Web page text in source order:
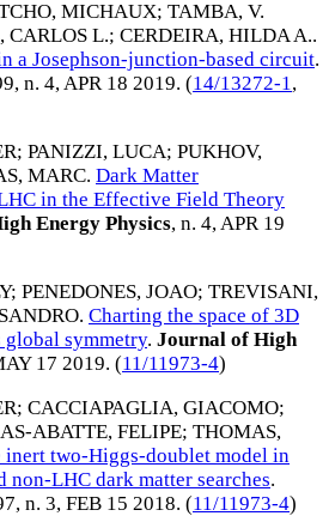
MICHAUX; TAMBA, V.
CARLOS L.; CERDEIRA, HILDA A..
a Josephson-junction-based circuit.
n. 4,APR 18 2019. (14/13272-1,
; PANIZZI, LUCA; PUKHOV,
MARC. Dark Matter
in the Effective Field Theory
Energy Physics, n. 4,APR 19
; PENEDONES, JOAO; TREVISANI,
. Charting the space of 3D
global symmetry. Journal of High
17 2019. (11/11973-4)
; CACCIAPAGLIA, GIACOMO;
ABATTE, FELIPE; THOMAS,
inert two-Higgs-doublet model in
LHC dark matter searches.
n. 3, FEB 15 2018. (11/11973-4)